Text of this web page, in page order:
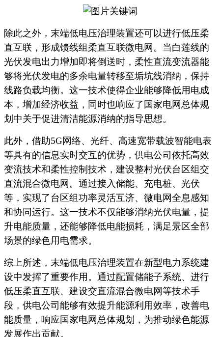
除此之外，末端低电压治理装置还可以进行低压柔
直互联，形成馈线组柔直互联微电网。当白莲线的
光伏发电出力增加即将倒送时，柔性直流变流器能
够将光伏发电的多余电量转移至垢坑线消纳，保持
线路负载均衡。这一技术使得企业能够降低用电成
本，增加经济收益，同时也响应了国家电网总体规
划中关于促进清洁能源消纳的指导思想。
此外，借助5G网络、光纤、高速宽带载波智能电表
等具有的信息实时交互的优势，供电公司依托高效
变流技术和柔性控制技术，建设整村光伏台区组交
直流混合微电网。通过接入储能、充电桩、光伏
等，实现了台区组功率灵活互济、微电网全息感知
和协同运行。这一技术不仅能够消纳光伏电量，提
升电能质量，还能够降低电能损耗，满足景区全部
场景的绿色用电需求。
综上所述，末端低电压治理装置在新型电力系统建
设中发挥了重要作用。通过配置储能子系统、进行
低压柔直互联、建设交直流混合微电网等技术手
段，供电公司能够有效提升能源利用效率，改善电
能质量，响应国家电网总体规划，为推动绿色能源
发展作出贡献。